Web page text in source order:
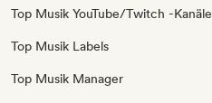
Top Musik YouTube/Twitch -Kanäle
Top Musik Labels
Top Musik Manager